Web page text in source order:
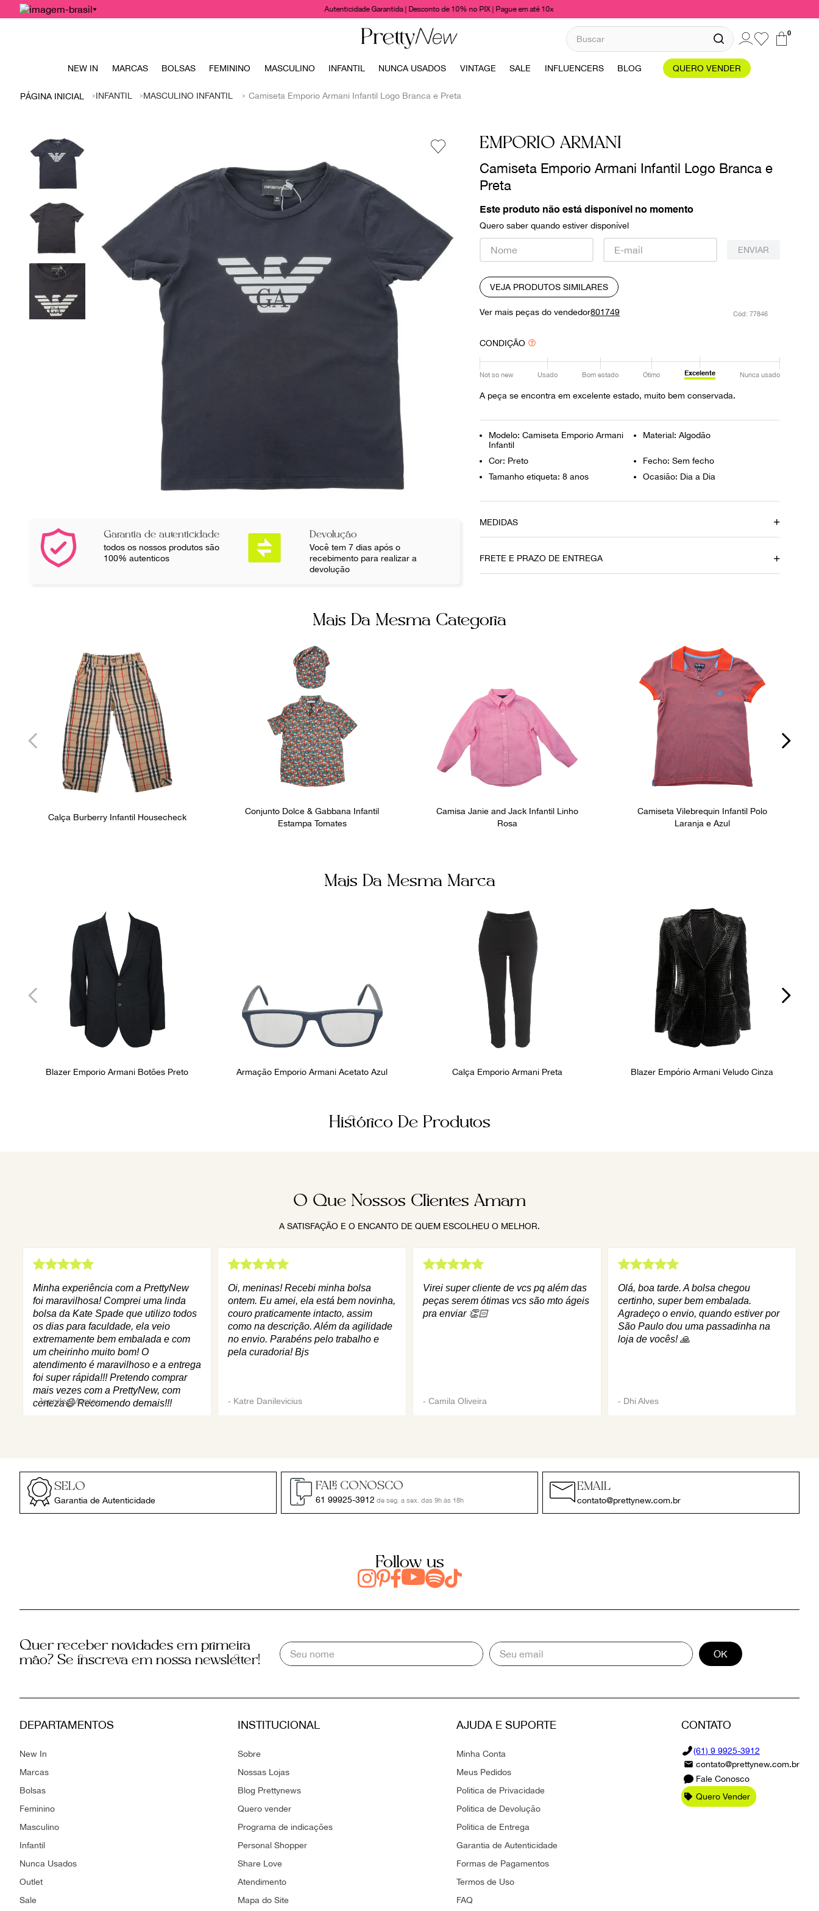
Autenticidade Garantida | Desconto de 10% no PIX | Pague em até 10x
Buscar
TERMOS MAIS BUSCADOS
5º
gucci
º
paula raia
10
louis vuitton
0
NEW IN MARCAS BOLSAS FEMININO MASCULINO INFANTIL NUNCA USADOS VINTAGE SALE INFLUENCERS BLOG QUERO VENDER
INFANTIL MASCULINO INFANTIL Camiseta Emporio Armani Infantil Logo Branca e Preta
Garantia de autenticidade
todos os nossos produtos são
100% autenticos
Devolução
Você tem 7 dias após o
recebimento para realizar a
devolução
EMPORIO ARMANI
Camiseta Emporio Armani Infantil Logo Branca e
Preta
Este produto não está disponível no momento
Quero saber quando estiver disponível
ENVIAR
VEJA PRODUTOS SIMILARES
Ver mais peças do vendedor801749 : 77846
CONDIÇÃO
Not so new Usado Bom estado Ótimo Excelente Nunca usado
A peça se encontra em excelente estado, muito bem conservada.
Modelo: Camiseta Emporio Armani
Infantil
Material: Algodão
Cor: Preto
Fecho: Sem fecho
Tamanho etiqueta: 8 anos
Ocasião: Dia a Dia
MEDIDAS
50 cm
FRETE E PRAZO DE ENTREGA
Mais Da Mesma Categoria
Calça Burberry Infantil Housecheck
Conjunto Dolce & Gabbana Infantil
Estampa Tomates
Camisa Janie and Jack Infantil Linho
Rosa
Camiseta Vilebrequin Infantil Polo
Laranja e Azul
Mais Da Mesma Marca
Blazer Emporio Armani Botões Preto Armação Emporio Armani Acetato Azul Calça Emporio Armani Preta Blazer Empório Armani Veludo Cinza
Histórico De Produtos
O Que Nossos Clientes Amam
A SATISFAÇÃO E O ENCANTO DE QUEM ESCOLHEU O MELHOR.
Minha experiência com a PrettyNew
foi maravilhosa! Comprei uma linda
bolsa da Kate Spade que utilizo todos
os dias para faculdade, ela veio
extremamente bem embalada e com
um cheirinho muito bom! O
atendimento é maravilhoso e a entrega
foi super rápida!!! Pretendo comprar
mais vezes com a PrettyNew, com
certeza😄 Recomendo demais!!!
-Jennifer Mantau
Oi, meninas! Recebi minha bolsa
ontem. Eu amei, ela está bem novinha,
couro praticamente intacto, assim
como na descrição. Além da agilidade
no envio. Parabéns pelo trabalho e
pela curadoria! Bjs
- Katre Danilevicius
Virei super cliente de vcs pq além das
peças serem ótimas vcs são mto ágeis
pra enviar 👏🏻
- Camila Oliveira
Olá, boa tarde. A bolsa chegou
certinho, super bem embalada.
Agradeço o envio, quando estiver por
São Paulo dou uma passadinha na
loja de vocês! 🙏
- Dhi Alves
SELO
Garantia de Autenticidade
FALE CONOSCO
61 99925-3912 de seg. a sex. das 9h às 18h
EMAIL
contato@prettynew.com.br
Follow us
Quer receber novidades em primeira
mão? Se inscreva em nossa newsletter!
OK
DEPARTAMENTOS
New In
Marcas
Bolsas
Feminino
Masculino
Infantil
Nunca Usados
Outlet
Sale
INSTITUCIONAL
Sobre
Nossas Lojas
Blog Prettynews
Quero vender
Programa de indicações
Personal Shopper
Share Love
Atendimento
Mapa do Site
AJUDA E SUPORTE
Minha Conta
Meus Pedidos
Politica de Privacidade
Politica de Devolução
Politica de Entrega
Garantia de Autenticidade
Formas de Pagamentos
Termos de Uso
FAQ
CONTATO
(61) 9 9925-3912
contato@prettynew.com.br
Fale Conosco
Quero Vender